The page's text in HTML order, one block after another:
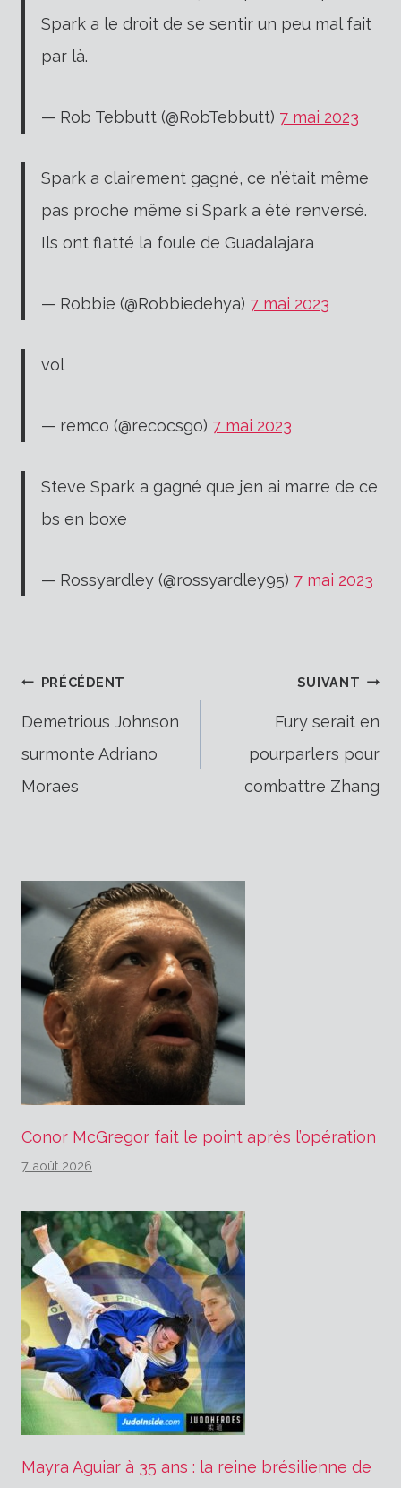
Spark a le droit de se sentir un peu mal fait
par là.
— Rob Tebbutt (@RobTebbutt) 7 mai 2023
Spark a clairement gagné, ce n’était même
pas proche même si Spark a été renversé.
Ils ont flatté la foule de Guadalajara
— Robbie (@Robbiedehya) 7 mai 2023
vol
— remco (@recocsgo) 7 mai 2023
Steve Spark a gagné que j’en ai marre de ce
bs en boxe
— Rossyardley (@rossyardley95) 7 mai 2023
Navigation
de
l’article
PRÉCÉDENT
Demetrious Johnson
surmonte Adriano
Moraes
SUIVANT
Fury serait en
pourparlers pour
combattre Zhang
Conor McGregor fait le point après l’opération
7 août 2026
Mayra Aguiar à 35 ans : la reine brésilienne de